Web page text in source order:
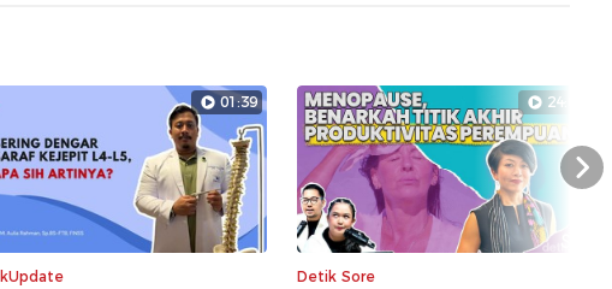
01:39 24:01
Detik Sore
Next